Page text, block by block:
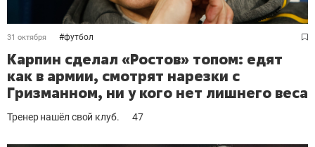
31 октября #футбол
Карпин сделал «Ростов» топом: едят
как в армии, смотрят нарезки с
Гризманном, ни у кого нет лишнего веса
Тренер нашёл свой клуб. 47